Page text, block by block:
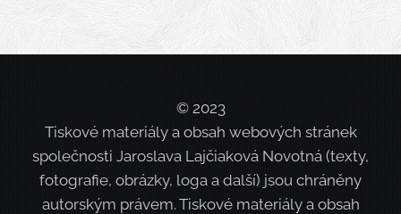
© 2023
Tiskové materiály a obsah webových stránek
společnosti Jaroslava Lajčiaková Novotná (texty,
fotografie, obrázky, loga a další) jsou chráněny
autorským právem. Tiskové materiály a obsah